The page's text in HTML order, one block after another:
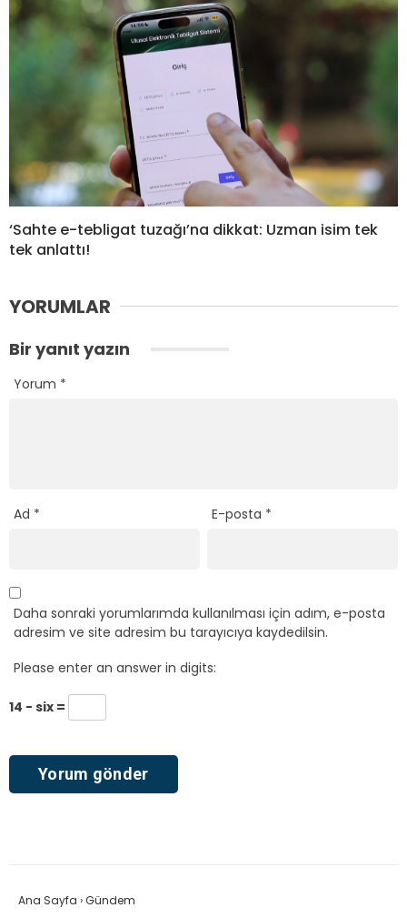
‘Sahte e-tebligat tuzağı’na dikkat: Uzman isim tek
tek anlattı!
YORUMLAR
Bir yanıt yazın
Yorum *
Ad * E-posta *
Daha sonraki yorumlarımda kullanılması için adım, e-posta
adresim ve site adresim bu tarayıcıya kaydedilsin.
Please enter an answer in digits:
14 − six =
Ana Sayfa ›Gündem